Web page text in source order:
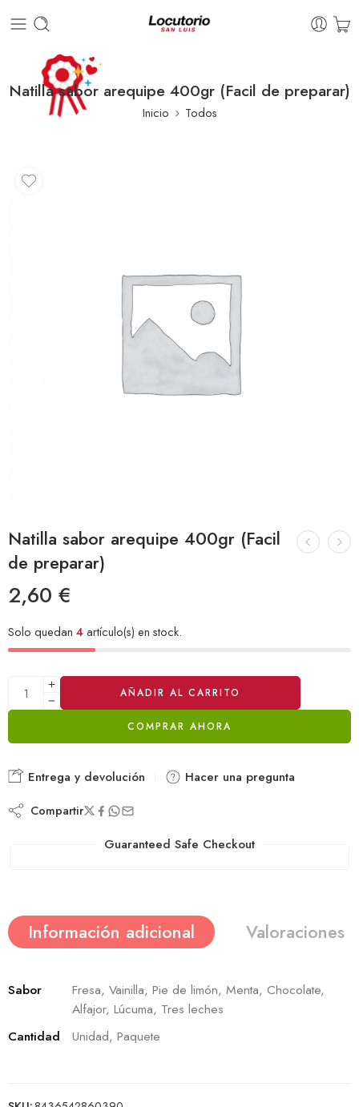
Natilla sabor arequipe 400gr (Facil de preparar)
Inicio Todos
Natilla sabor arequipe 400gr (Facil
de preparar)
2,60 €
Solo quedan 4artículo(s) en stock.
AÑADIR AL CARRITO
COMPRAR AHORA
Alternative:
Entrega y devolución Hacer una pregunta
Compartir
Guaranteed Safe Checkout
Información adicional Valoraciones
Sabor
Fresa, Vainilla, Pie de limón, Menta, Chocolate,
Alfajor, Lúcuma, Tres leches
Cantidad
Unidad, Paquete